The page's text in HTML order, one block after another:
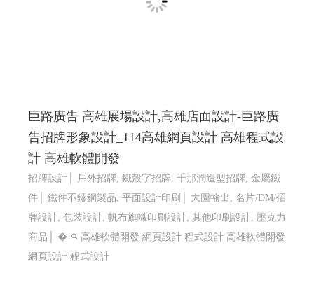
巨路廣告 高雄展場設計,高雄店面設計-巨路廣
告招牌形象設計_114高雄網頁設計 高雄程式設
計 高雄軟體開發
招牌設計│ 戶外招牌, 鐵殼字招牌, 千那潤造型招牌, 金屬鐵
件│ 鐵件不鏽鋼製品, 平面設計印刷│ 大圖輸出, 名片/DM/招
牌設計, 包裝設計, 帆布旗幟印刷設計, 其他印刷設計, 壓克力
商品│ �
高雄軟體開發 網頁設計 程式設計 高雄軟體開發
網頁設計 程式設計